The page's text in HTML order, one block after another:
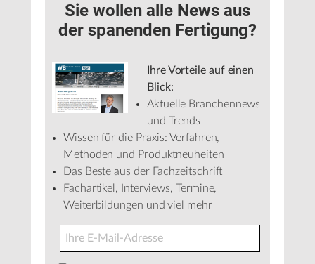
Sie wollen alle News aus
der spanenden Fertigung?
Ihre Vorteile auf einen
Blick:
Aktuelle Branchennews
und Trends
Wissen für die Praxis: Verfahren,
Methoden und Produktneuheiten
Das Beste aus der Fachzeitschrift
Fachartikel, Interviews, Termine,
Weiterbildungen und viel mehr